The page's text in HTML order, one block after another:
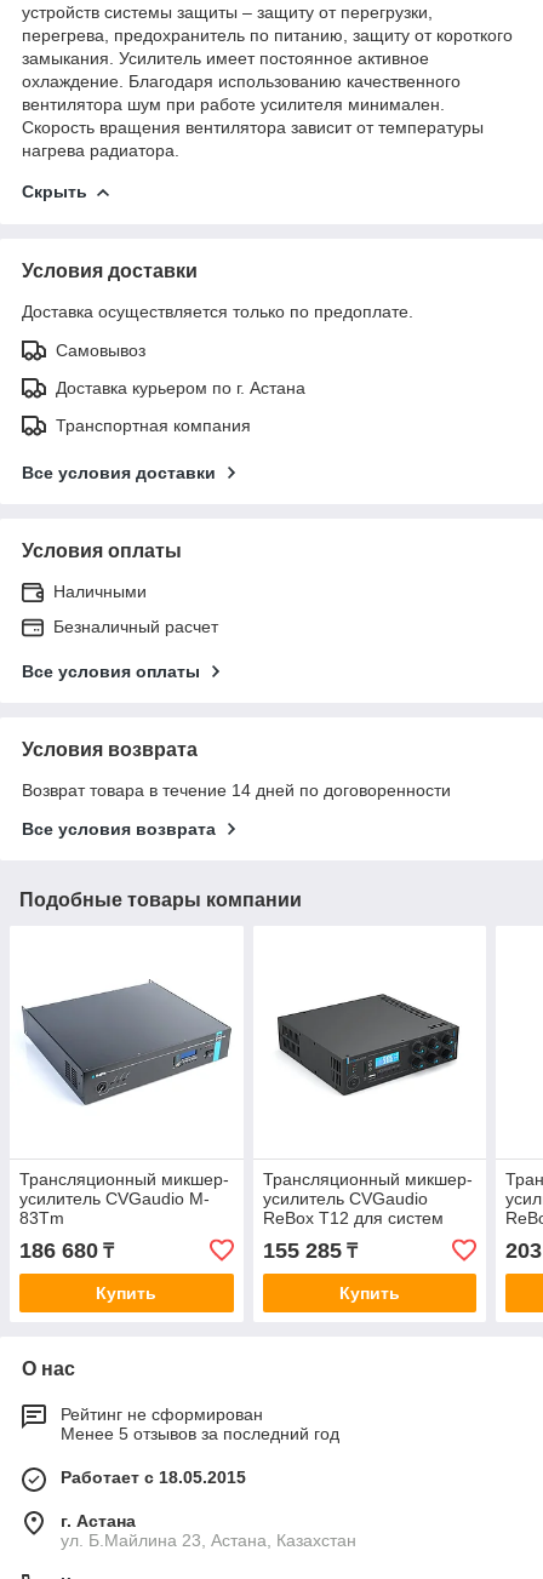
устройств системы защиты – защиту от перегрузки,
перегрева, предохранитель по питанию, защиту от короткого
замыкания. Усилитель имеет постоянное активное
охлаждение. Благодаря использованию качественного
вентилятора шум при работе усилителя минимален.
Скорость вращения вентилятора зависит от температуры
нагрева радиатора.
Скрыть
Условия доставки
Доставка осуществляется только по предоплате.
Самовывоз
Доставка курьером по г. Астана
Транспортная компания
Все условия доставки
Условия оплаты
Наличными
Безналичный расчет
Все условия оплаты
Условия возврата
Возврат товара в течение 14 дней по договоренности
Все условия возврата
Подобные товары компании
Трансляционный микшер-
усилитель CVGaudio M-
83Tm
186 680 ₸
Купить
Трансляционный микшер-
усилитель CVGaudio
ReBox T12 для систем
Public Address
155 285₸
Купить
О нас
Рейтинг не сформирован
Менее 5 отзывов за последний год
Работает с 18.05.2015
г. Астана
ул. Б.Майлина 23, Астана, Казахстан